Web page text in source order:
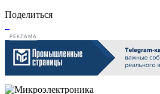
Поделиться
РЕКЛАМА